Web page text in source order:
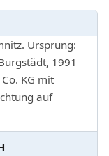
Ursprung:
1991
KG mit
auf